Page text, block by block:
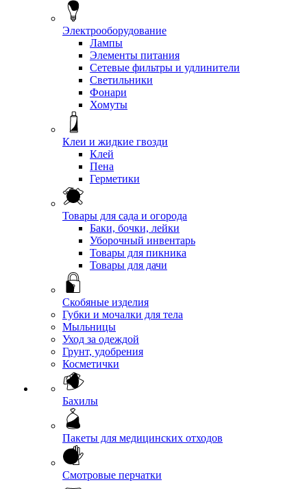
Электрооборудование
Лампы
Элементы питания
Сетевые фильтры и удлинители
Светильники
Фонари
Хомуты
Клеи и жидкие гвозди
Клей
Пена
Герметики
Товары для сада и огорода
Баки, бочки, лейки
Уборочный инвентарь
Товары для пикника
Товары для дачи
Скобяные изделия
Губки и мочалки для тела
Мыльницы
Уход за одеждой
Грунт, удобрения
Косметички
Бахилы
Пакеты для медицинских отходов
Смотровые перчатки